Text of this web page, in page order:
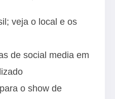
veja o local e os
de social media em
o show de